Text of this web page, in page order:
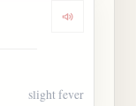
Dengarkan
slight fever